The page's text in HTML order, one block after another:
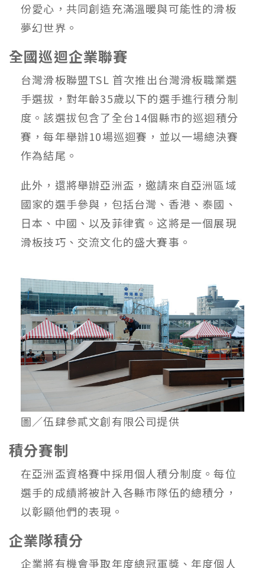
份愛⼼，共同創造充滿溫暖與可能性的滑板
夢幻世界。
全國巡迴企業聯賽
台灣滑板聯盟TSL ⾸次推出台灣滑板職業選
⼿選拔，對年齡35歲以下的選⼿進⾏積分制
度。該選拔包含了全台14個縣市的巡迴積分
賽，每年舉辦10場巡迴賽，並以⼀場總決賽
作為結尾。
此外，還將舉辦亞洲盃，邀請來⾃亞洲區域
國家的選⼿參與，包括台灣、香港、泰國、
⽇本、中國、以及菲律賓。这將是⼀個展現
滑板技巧、交流⽂化的盛⼤賽事。
圖／伍肆參貳文創有限公司提供
積分賽制
在亞洲盃資格賽中採⽤個⼈積分制度。每位
選⼿的成績將被計入各縣市隊伍的總積分，
以彰顯他們的表現。
企業隊積分
企業將有機會爭取年度總冠軍獎、年度個⼈